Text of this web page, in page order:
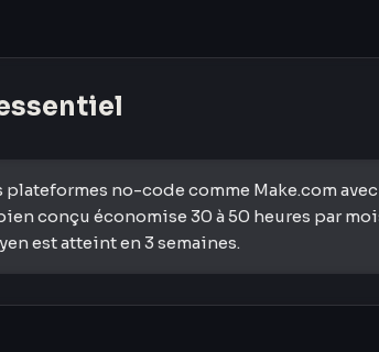
no-code comme Make.com
conçu économise 30 à 50 heures par
est atteint en 3 semaines.